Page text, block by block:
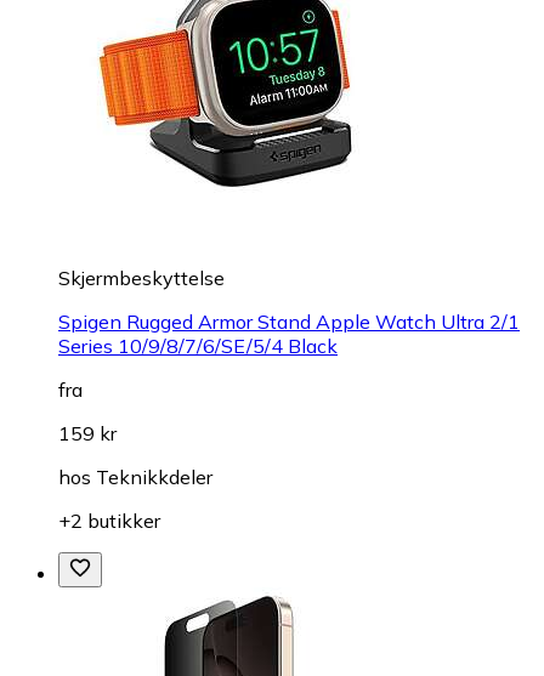
Skjermbeskyttelse
Spigen Rugged Armor Stand Apple Watch Ultra 2/1
Series 10/9/8/7/6/SE/5/4 Black
fra
159 kr
hos Teknikkdeler
+2 butikker